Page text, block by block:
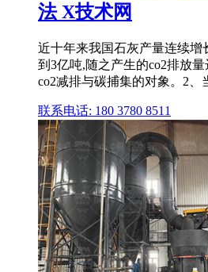
法 X技术网
近十年来我国石灰产量连续增
到3亿吨,随之产生的co2排放
co2减排与碳捕集的对象。2、
联系电话: 180 3780 8511